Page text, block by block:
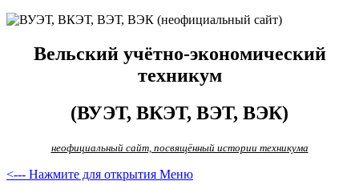
Вельский учётно-экономический
техникум
(ВУЭТ, ВКЭТ, ВЭТ, ВЭК)
неофициальный сайт, посвящённый истории техникума
<--- Нажмите для открытия Меню